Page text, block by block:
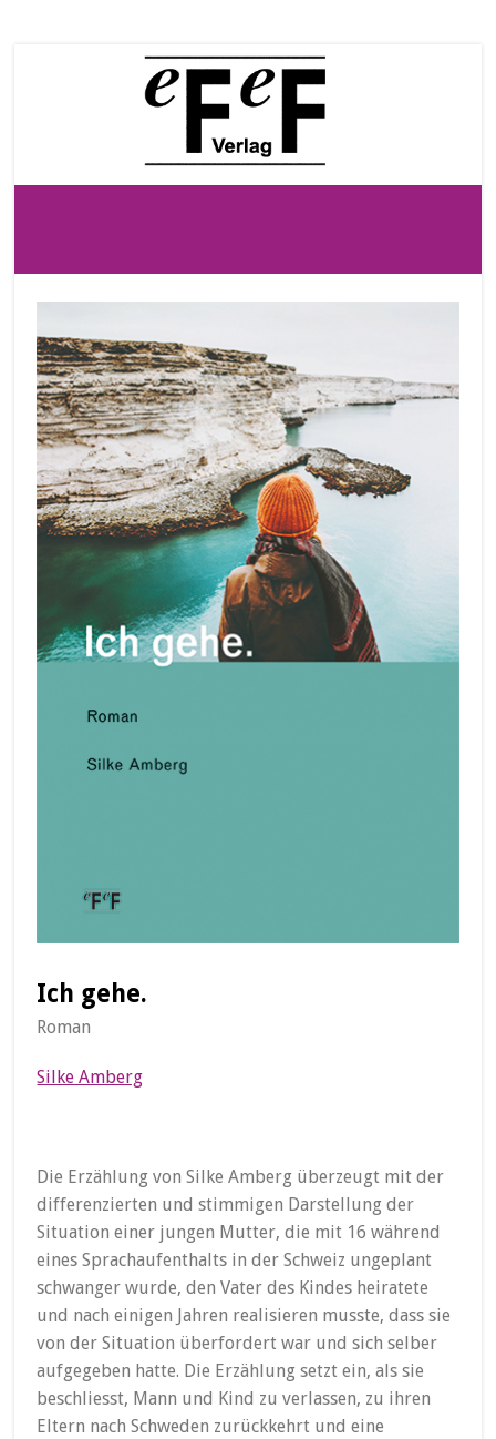
Ich gehe.
Roman
Silke Amberg
Die Erzählung von Silke Amberg überzeugt mit der
differenzierten und stimmigen Darstellung der
Situation einer jungen Mutter, die mit 16 während
eines Sprachaufenthalts in der Schweiz ungeplant
schwanger wurde, den Vater des Kindes heiratete
und nach einigen Jahren realisieren musste, dass sie
von der Situation überfordert war und sich selber
aufgegeben hatte. Die Erzählung setzt ein, als sie
beschliesst, Mann und Kind zu verlassen, zu ihren
Eltern nach Schweden zurückkehrt und eine